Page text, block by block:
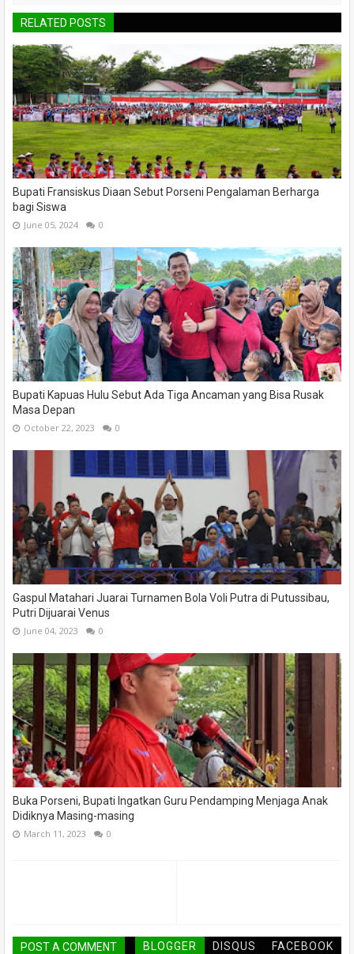
RELATED POSTS
Bupati Fransiskus Diaan Sebut Porseni Pengalaman Berharga
bagi Siswa
June 05, 2024 0
Bupati Kapuas Hulu Sebut Ada Tiga Ancaman yang Bisa Rusak
Masa Depan
October 22, 2023 0
Gaspul Matahari Juarai Turnamen Bola Voli Putra di Putussibau,
Putri Dijuarai Venus
June 04, 2023 0
Buka Porseni, Bupati Ingatkan Guru Pendamping Menjaga Anak
Didiknya Masing-masing
March 11, 2023 0
POST A COMMENT BLOGGER DISQUS FACEBOOK